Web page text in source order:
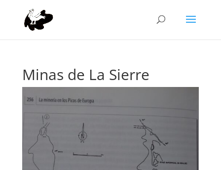
Minas de La Sierre